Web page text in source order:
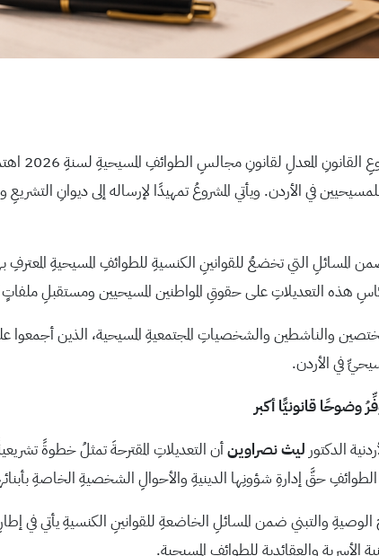
أثار
في الأردن. ويأتي المشروعُ تمهيدًا لإرساله إلى ديوانِ التشريعِ
ضمن المسائلِ التي تخضعُ للقوانينِ الكنسيةِ للطوائفِ المسيحيةِ
هذه التعديلاتِ على حقوقِ المواطنين المسيحيين ومستقبلِ
والناشطين والشخصياتِ المجتمعيةِ المسيحية، الذين
في الأردن.
وضوحًا قانونيًّا أكبر
الدكتور ليث نصراوينأن التعديلاتِ المقترحةَ تمثلُ خطوةً
الطوائفِ حقَّ إدارةِ شؤونِها الدينيةِ والأحوالِ الشخصيةِ الخاصةِ
الوصيةِ والتبني ضمن المسائلِ الخاضعةِ للقوانينِ الكنسيةِ يأتي في
الأسريةِ والعقائديةِ للطوائفِ المسيحية.